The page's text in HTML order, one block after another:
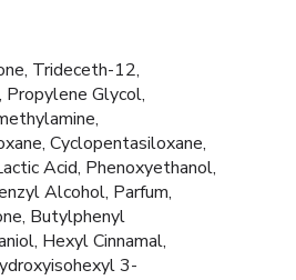
Trideceth-12,
Propylene Glycol,
Cyclopentasiloxane,
Acid, Phenoxyethanol,
Alcohol, Parfum,
Butylphenyl
Hexyl Cinnamal,
3-